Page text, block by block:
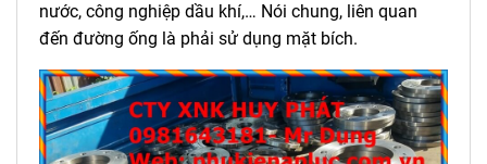
nước, công nghiệp dầu khí,… Nói chung, liên quan
đến đường ống là phải sử dụng mặt bích.